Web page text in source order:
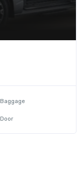
Baggage
Door